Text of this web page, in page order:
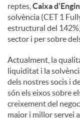
reptes, Caixa
solvència (CET 1
estructural del
sector i per sobre
Actualment, la
liquiditat i la
dels nostres socis i
són els eixos sobre
creixement del
major i millor servei